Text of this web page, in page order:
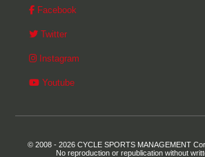
Facebook
Twitter
Instagram
Youtube
© 2008 - 2026 CYCLE SPORTS MANAGEMENT
No reproduction or republication without